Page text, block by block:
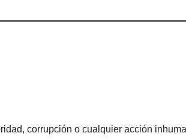
corrupción o cualquier acción